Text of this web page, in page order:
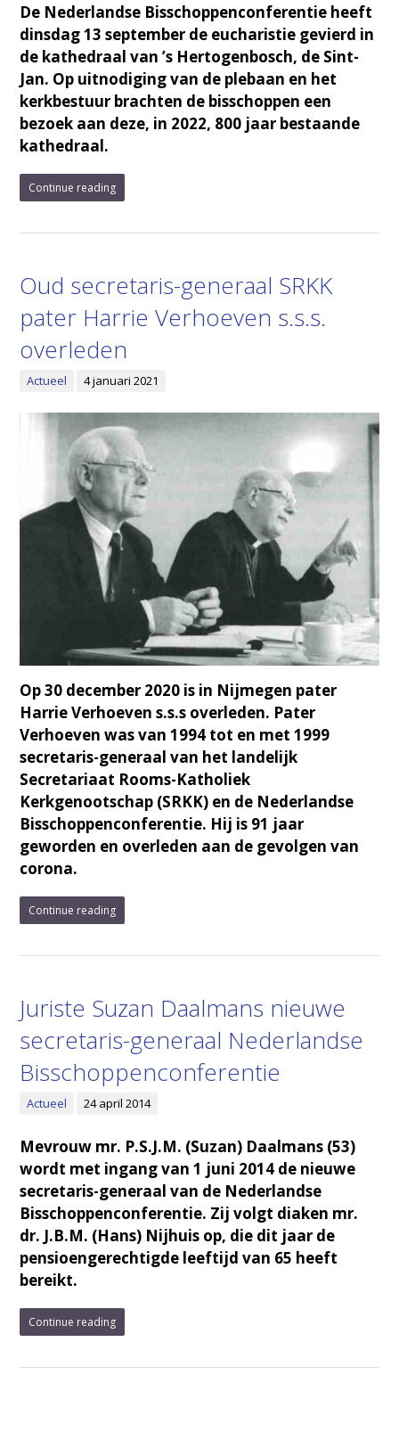
De Nederlandse Bisschoppenconferentie heeft
dinsdag 13 september de eucharistie gevierd in
de kathedraal van ’s Hertogenbosch, de Sint-
Jan. Op uitnodiging van de plebaan en het
kerkbestuur brachten de bisschoppen een
bezoek aan deze, in 2022, 800 jaar bestaande
kathedraal.
Continue reading
Oud secretaris-generaal SRKK
pater Harrie Verhoeven s.s.s.
overleden
Actueel 4 januari 2021
Op 30 december 2020 is in Nijmegen pater
Harrie Verhoeven s.s.s overleden. Pater
Verhoeven was van 1994 tot en met 1999
secretaris-generaal van het landelijk
Secretariaat Rooms-Katholiek
Kerkgenootschap (SRKK) en de Nederlandse
Bisschoppenconferentie. Hij is 91 jaar
geworden en overleden aan de gevolgen van
corona.
Continue reading
Juriste Suzan Daalmans nieuwe
secretaris-generaal Nederlandse
Bisschoppenconferentie
Actueel 24 april 2014
Mevrouw mr. P.S.J.M. (Suzan) Daalmans (53)
wordt met ingang van 1 juni 2014 de nieuwe
secretaris-generaal van de Nederlandse
Bisschoppenconferentie. Zij volgt diaken mr.
dr. J.B.M. (Hans) Nijhuis op, die dit jaar de
pensioengerechtigde leeftijd van 65 heeft
bereikt.
Continue reading